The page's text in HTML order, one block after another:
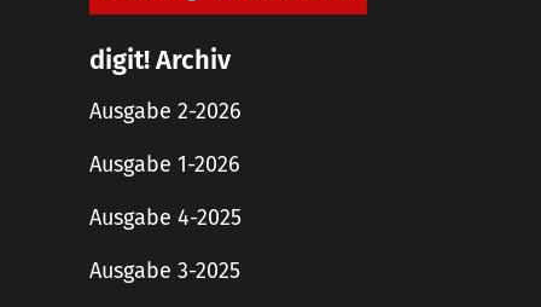
digit! Archiv
Ausgabe 2-2026
Ausgabe 1-2026
Ausgabe 4-2025
Ausgabe 3-2025